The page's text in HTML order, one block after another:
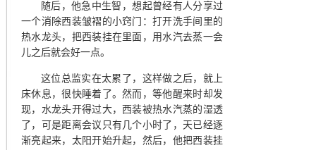
随后，他急中生智，想起曾经有人分享过
一个消除西装皱褶的小窍门：打开洗手间里的
热水龙头，把西装挂在里面，用水汽去蒸一会
儿之后就会好一点。
这位总监实在太累了，这样做之后，就上
床休息，很快睡着了。然而，等他醒来时却发
现，水龙头开得过大，西装被热水汽蒸的湿透
了，可是距离会议只有几个小时了，天已经逐
渐亮起来，太阳开始升起，然后，他把西装挂